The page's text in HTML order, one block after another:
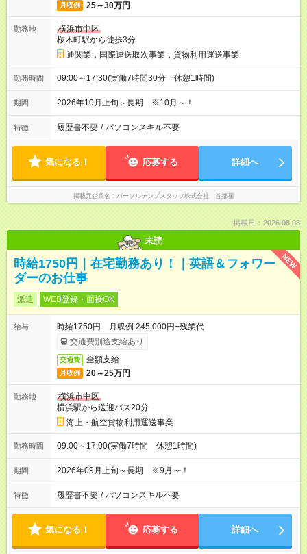
月収例 25～30万円
勤務地
横浜市中区
桜木町駅から徒歩3分
通関業，国際運送取次事業，貨物利用運送事業
勤務時間 09:00～17:30(実働7時間30分 休憩1時間)
期間 2026年10月上旬～長期 ※10月～！
特徴 履歴書不要 / パソコンスキル不要
気になる！ 応募する 詳細へ
掲載元企業名 パーソルテンプスタッフ株式会社 首都圏
掲載日：2026.08.08
未読
NEW
時給1750円｜在宅勤務あり！｜英語＆フォワー
ダーのお仕事
派遣 WEB登録・面接OK
給与
時給1750円 月収例 245,000円+残業代
交通費別途支給あり
交通費 全額支給
月収例 20～25万円
勤務地
横浜市中区
横浜駅から送迎バス20分
海上・航空貨物利用運送事業
勤務時間 09:00～17:00(実働7時間 休憩1時間)
期間 2026年09月上旬～長期 ※9月～！
特徴 履歴書不要 / パソコンスキル不要
気になる！ 応募する 詳細へ